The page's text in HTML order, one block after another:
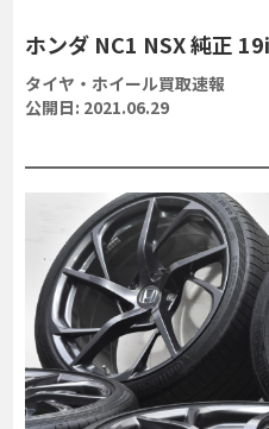
ホンダ NC1 NSX 純正
タイヤ・ホイール買取速報
公開日: 2021.06.29